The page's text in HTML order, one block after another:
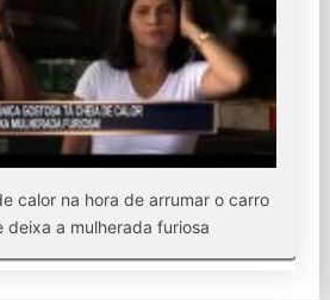
calor na hora de arrumar o carro
deixa a mulherada furiosa